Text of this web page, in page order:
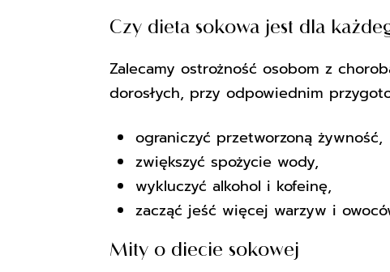
Czy dieta sokowa jest dla
Zalecamy ostrożność osobom z
dorosłych, przy odpowiednim
ograniczyć przetworzoną żywność,
zwiększyć spożycie wody,
wykluczyć alkohol i kofeinę,
zacząć jeść więcej warzyw i
Mity o diecie sokowej